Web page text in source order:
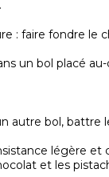
: faire fondre le
un bol placé au-
autre bol, battre
légère et
et les